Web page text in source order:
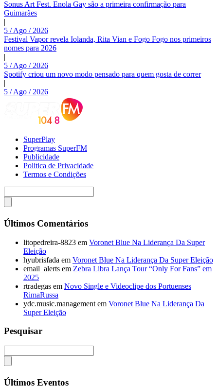
Sonus Art Fest. Enola Gay são a primeira confirmação para
Guimarães
|
5 / Ago / 2026
Festival Vapor revela Iolanda, Rita Vian e Fogo Fogo nos primeiros
nomes para 2026
|
5 / Ago / 2026
Spotify criou um novo modo pensado para quem gosta de correr
|
5 / Ago / 2026
SuperPlay
Programas SuperFM
Publicidade
Politica de Privacidade
Termos e Condições
Últimos Comentários
litopedreira-8823 em Voronet Blue Na Liderança Da Super
Eleição
hyubrisfada em Voronet Blue Na Liderança Da Super Eleição
email_alerts em Zebra Libra Lança Tour “Only For Fans” em
2025
rtradegas em Novo Single e Videoclipe dos Portuenses
RimaRussa
ydc.music.management em Voronet Blue Na Liderança Da
Super Eleição
Pesquisar
Últimos Eventos